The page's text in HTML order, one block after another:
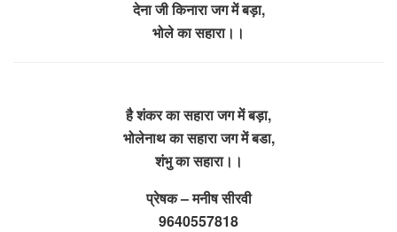
देना जी किनारा जग में बड़ा,
भोले का सहारा।।
है शंकर का सहारा जग में बड़ा,
भोलेनाथ का सहारा जग में बडा,
शंभु का सहारा।।
प्रेषक – मनीष सीरवी
9640557818